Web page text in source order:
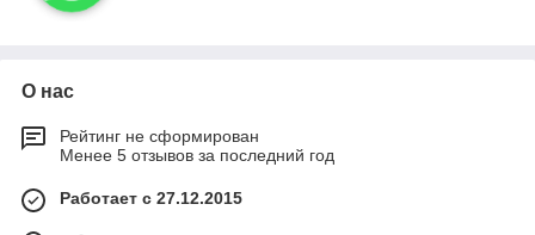
Толщина столешницы:
Основной материал:
чистое ДСП, класс эмиссии Е1 (пр-во Польша).
Материал покрытия: износоустойчивый ламинат с
Защита торцевых поверхностей:
О нас
Рейтинг не сформирован
Менее 5 отзывов за последний год
Работает с 27.12.2015